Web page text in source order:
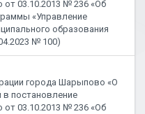
03.10.2013 № 236 «Об
«Управление
образования
№ 100)
города Шарыпово «О
в постановление
03.10.2013 № 236 «Об